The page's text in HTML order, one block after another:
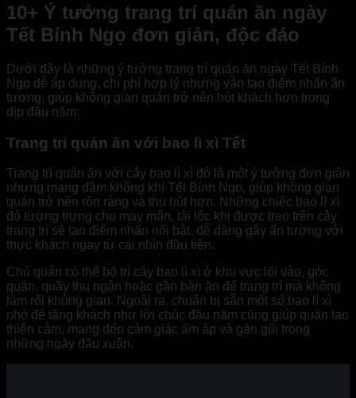
10+ Ý tưởng trang trí quán ăn ngày
Tết Bính Ngọ đơn giản, độc đáo
Dưới đây là những ý tưởng trang trí quán ăn ngày Tết Bính
Ngọ dễ áp dụng, chi phí hợp lý nhưng vẫn tạo điểm nhấn ấn
tượng, giúp không gian quán trở nên hút khách hơn trong
dịp đầu năm:
Trang trí quán ăn với bao lì xì Tết
Trang trí quán ăn với cây bao lì xì đỏ là một ý tưởng đơn giản
nhưng mang đậm không khí Tết Bính Ngọ, giúp không gian
quán trở nên rộn ràng và thu hút hơn. Những chiếc bao lì xì
đỏ tượng trưng cho may mắn, tài lộc khi được treo trên cây
trang trí sẽ tạo điểm nhấn nổi bật, dễ dàng gây ấn tượng với
thực khách ngay từ cái nhìn đầu tiên.
Chủ quán có thể bố trí cây bao lì xì ở khu vực lối vào, góc
quán, quầy thu ngân hoặc gần bàn ăn để trang trí mà không
làm rối không gian. Ngoài ra, chuẩn bị sẵn một số bao lì xì
nhỏ để tặng khách như lời chúc đầu năm cũng giúp quán tạo
thiện cảm, mang đến cảm giác ấm áp và gần gũi trong
những ngày đầu xuân.